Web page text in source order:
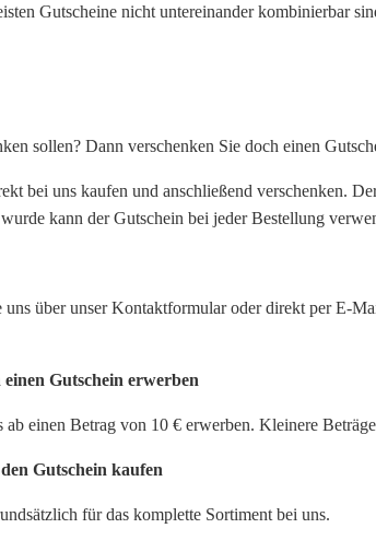
Gutscheine nicht untereinander kombinierbar
sollen? Dann verschenken Sie doch einen
bei uns kaufen und anschließend verschenken.
kann der Gutschein bei jeder Bestellung
über unser Kontaktformular oder direkt per E-
Gutschein erwerben
ab einen Betrag von 10 € erwerben. Kleinere
Gutschein kaufen
für das komplette Sortiment bei uns.